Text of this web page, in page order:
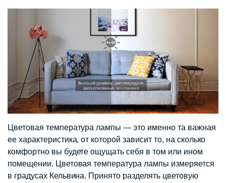
Цветовая температура лампы — это именно та важная
ее характеристика, от которой зависит то, на сколько
комфортно вы будете ощущать себя в том или ином
помещении. Цветовая температура лампы измеряется
в градусах Кельвина. Принято разделять цветовую